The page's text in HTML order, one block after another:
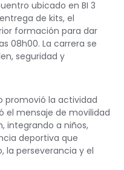
ubicado en BI 3
de kits, el
formación para dar
08h00. La carrera se
seguridad y
promovió la actividad
el mensaje de movilidad
integrando a niños,
deportiva que
la perseverancia y el